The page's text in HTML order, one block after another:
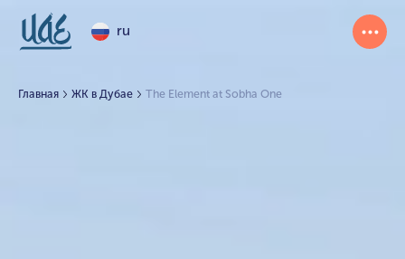
ru
Главная ЖК в Дубае The Element at Sobha One